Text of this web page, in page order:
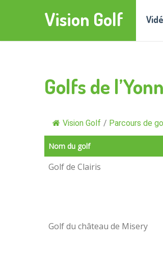
Vision Golf
Golfs de
Vision Golf / Parcours de
Nom du golf
Golf de Clairis
Golf du château de Misery